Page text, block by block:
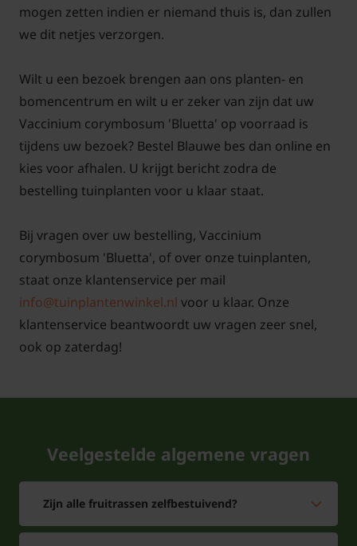
mogen zetten indien er niemand thuis is, dan zullen
we dit netjes verzorgen.
Wilt u een bezoek brengen aan ons planten- en
bomencentrum en wilt u er zeker van zijn dat uw
Vaccinium corymbosum 'Bluetta' op voorraad is
tijdens uw bezoek? Bestel Blauwe bes dan online en
kies voor afhalen. U krijgt bericht zodra de
bestelling tuinplanten voor u klaar staat.
Bij vragen over uw bestelling, Vaccinium
corymbosum 'Bluetta', of over onze tuinplanten,
staat onze klantenservice per mail
info@tuinplantenwinkel.nl voor u klaar. Onze
klantenservice beantwoordt uw vragen zeer snel,
ook op zaterdag!
Veelgestelde algemene vragen
Zijn alle fruitrassen zelfbestuivend?